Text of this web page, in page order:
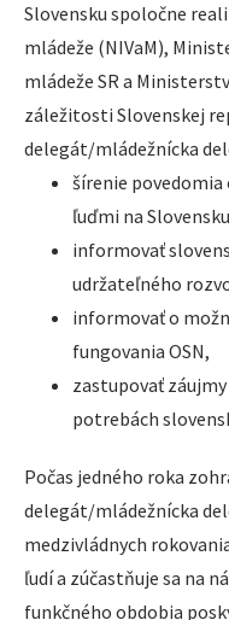
Slovensku spoločne
mládeže (NIVaM),
mládeže SR a
záležitosti Slovenskej
delegát/mládežnícka
šírenie povedomia
ľuďmi na
informovať
udržateľného
informovať o
fungovania OSN,
zastupovať
potrebách
Počas jedného roka
delegát/mládežnícka
medzivládnych
ľudí a zúčastňuje sa na
funkčného obdobia